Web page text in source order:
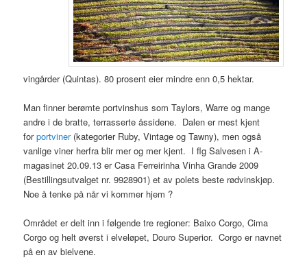
vingårder (Quintas). 80 prosent eier mindre enn 0,5 hektar.
Man finner berømte portvinshus som Taylors, Warre og mange
andre i de bratte, terrasserte åssidene. Dalen er mest kjent
forportviner(kategorier Ruby, Vintage og Tawny), men også
vanlige viner herfra blir mer og mer kjent. I flg Salvesen i A-
magasinet 20.09.13 er Casa Ferreirinha Vinha Grande 2009
(Bestillingsutvalget nr. 9928901) et av polets beste rødvinskjøp.
Noe å tenke på når vi kommer hjem ?
Området er delt inn i følgende tre regioner: Baixo Corgo, Cima
Corgo og helt øverst i elveløpet, Douro Superior. Corgo er navnet
på en av bielvene.